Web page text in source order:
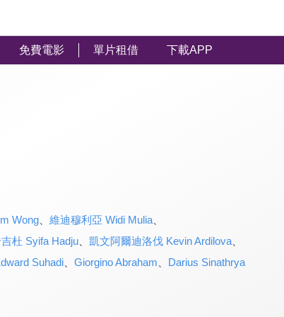
免費電影 單片租借 下載APP
Wong、 維迪穆利亞 Widi Mulia、
杜 Syifa Hadju、 凱文阿爾迪洛伐 Kevin Ardilova、
Suhadi、 Giorgino Abraham
Darius Sinathrya